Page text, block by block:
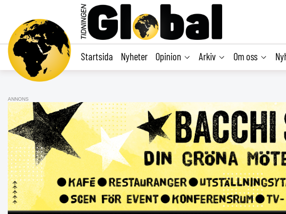
Startsida Nyheter Opinion Arkiv Om oss
ANNONS